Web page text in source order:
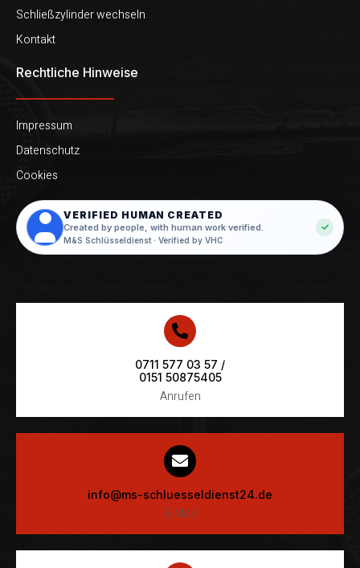
Schließzylinder wechseln
Kontakt
Rechtliche Hinweise
Impressum
Datenschutz
Cookies
VERIFIED HUMAN CREATED
Created by people, with human work verified.
M&S Schlüsseldienst · Verified by VHC
✓
0711 577 03 57 /
0151 50875405
Anrufen
info@ms-schluesseldienst24.de
E-Mail